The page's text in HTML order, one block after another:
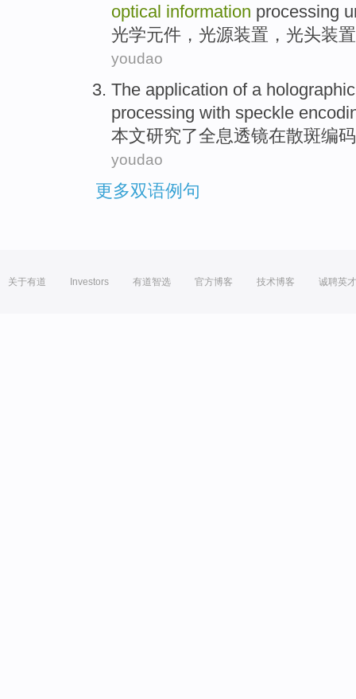
optical information processing
光学元件 ， 光源装置 ， 光头装置
youdao
The application of a holographic
processing with speckle
本文研究了全息透镜在散斑编码
youdao
更多双语例句
关于有道 Investors 有道智选 官方博客 技术博客 诚聘英才